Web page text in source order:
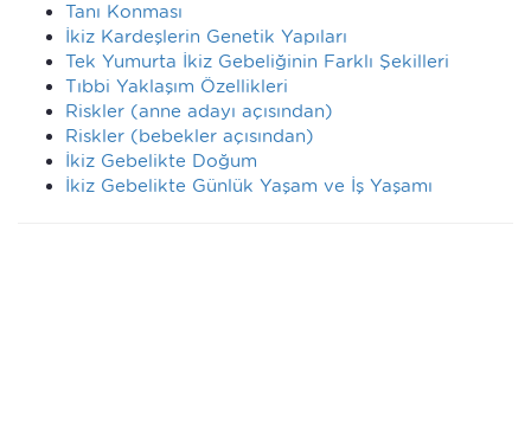
Tanı Konması
İkiz Kardeşlerin Genetik Yapıları
Tek Yumurta İkiz Gebeliğinin Farklı Şekilleri
Tıbbi Yaklaşım Özellikleri
Riskler (anne adayı açısından)
Riskler (bebekler açısından)
İkiz Gebelikte Doğum
İkiz Gebelikte Günlük Yaşam ve İş Yaşamı